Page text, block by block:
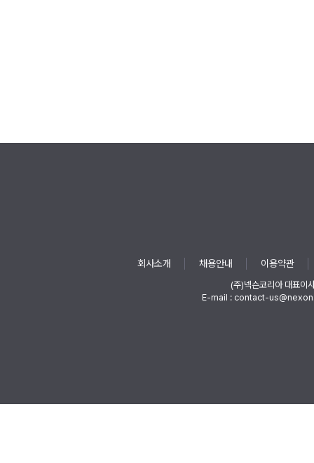
회사소개 채용안내 이용약관
(주)넥슨코리아 대표이
E-mail : contact-